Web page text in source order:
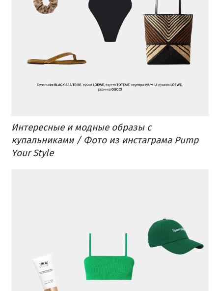
Интересные и модные образы с
купальниками / Фото из инстаграма Pump
Your Style